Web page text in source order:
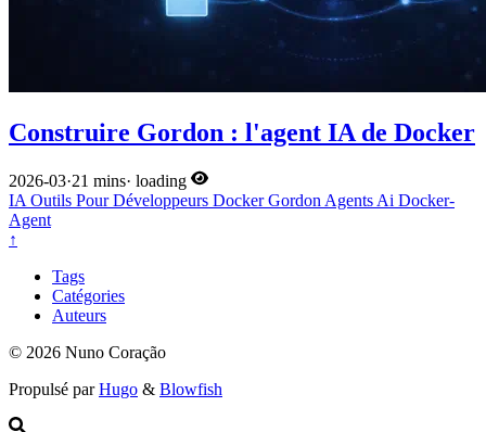
Construire Gordon : l'agent IA de Docker
2026-03·21 mins· loading
IA Outils Pour Développeurs DockerGordon Agents Ai Docker-
Agent
↑
Tags
Catégories
Auteurs
© 2026 Nuno Coração
Propulsé parHugo & Blowfish